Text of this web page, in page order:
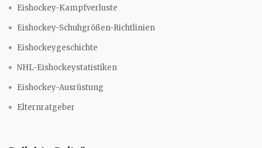
Eishockey-Kampfverluste
Eishockey-Schuhgrößen-Richtlinien
Eishockeygeschichte
NHL-Eishockeystatistiken
Eishockey-Ausrüstung
Elternratgeber